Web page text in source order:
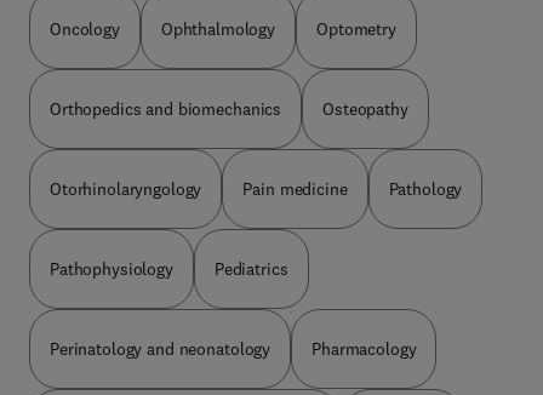
Oncology Ophthalmology Optometry
Orthopedics and biomechanics Osteopathy
Otorhinolaryngology Pain medicine Pathology
Pathophysiology Pediatrics
Perinatology and neonatology Pharmacology